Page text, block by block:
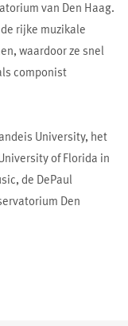
van Den Haag.
rijke muzikale
waardoor ze snel
componist
University, het
of Florida in
de DePaul
Den